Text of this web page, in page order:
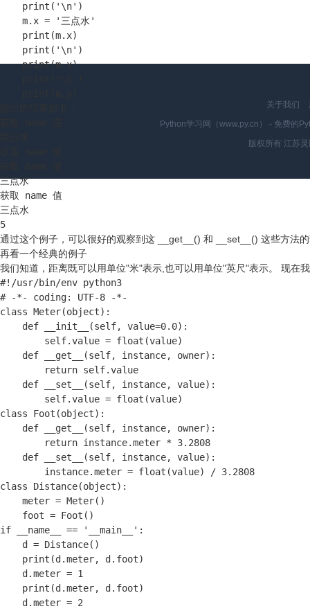
print('\n')
m.x = '三点水'
print(m.x)
print('\n')
print(m.x)
三点水
获取 name 值
三点水
5
通过这个例子，可以很好的观察到这 __get__() 和 __set__() 这些方法
再看一个经典的例子
我们知道，距离既可以用单位"米"表示,也可以用单位"英尺"表示。 现在
#!/usr/bin/env python3
# -*- coding: UTF-8 -*-
class Meter(object):
def __init__(self, value=0.0):
self.value = float(value)
def __get__(self, instance, owner):
return self.value
def __set__(self, instance, value):
self.value = float(value)
class Foot(object):
def __get__(self, instance, owner):
return instance.meter * 3.2808
def __set__(self, instance, value):
instance.meter = float(value) / 3.2808
class Distance(object):
meter = Meter()
foot = Foot()
if __name__ == '__main__':
d = Distance()
print(d.meter, d.foot)
d.meter = 1
print(d.meter, d.foot)
d.meter = 2
关于我们
Python学习网（www.py.cn） - 免费的
版权所有 江苏